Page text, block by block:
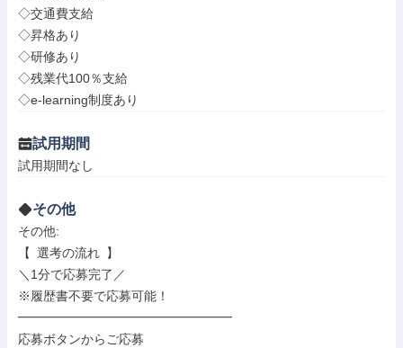
◇交通費支給
◇昇格あり
◇研修あり
◇残業代100％支給
◇e-learning制度あり
試用期間
試用期間なし
その他
その他:
【 選考の流れ 】
＼1分で応募完了／
※履歴書不要で応募可能！
━━━━━━━━━━━━━━━━━
応募ボタンからご応募